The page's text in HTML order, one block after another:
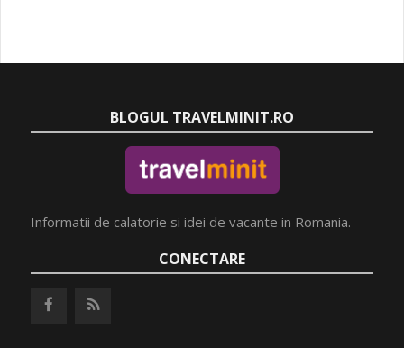
BLOGUL TRAVELMINIT.RO
Informatii de calatorie si idei de vacante in Romania.
CONECTARE